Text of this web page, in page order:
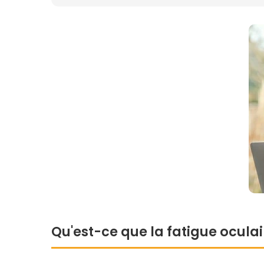
Qu'est-ce que la fatigue